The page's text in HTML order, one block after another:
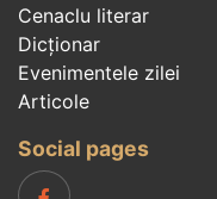
Cenaclu literar
Dicționar
Evenimentele zilei
Articole
Social pages